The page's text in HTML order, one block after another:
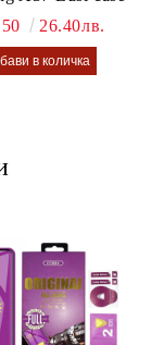
26.40лв.